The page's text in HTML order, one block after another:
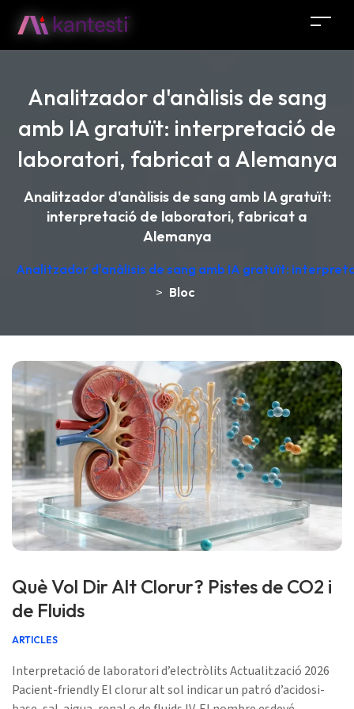
Analitzador d'anàlisis de sang
amb IA gratuït: interpretació de
laboratori, fabricat a Alemanya
Analitzador d'anàlisis de sang amb IA gratuït:
interpretació de laboratori, fabricat a
Alemanya
Analitzador d'anàlisis de sang amb IA gratuït:
> Bloc
Què Vol Dir Alt Clorur? Pistes de CO2 i
de Fluids
ARTICLES
Interpretació de laboratori d’electròlits Actualització 2026
Pacient-friendly El clorur alt sol indicar un patró d’acidosi-